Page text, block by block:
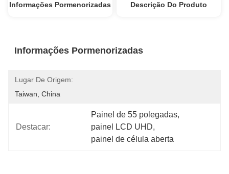
Informações Pormenorizadas Descrição Do Produto
Informações Pormenorizadas
Lugar De Origem:
Taiwan, China
Destacar:
Painel de 55 polegadas,
painel LCD UHD,
painel de célula aberta